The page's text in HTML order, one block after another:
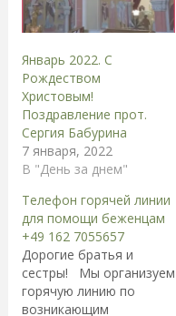
Январь 2022. С
Рождеством
Христовым!
Поздравление прот.
Сергия Бабурина
7 января, 2022
В "День за днем"
Телефон горячей линии
для помощи беженцам
+49 162 7055657
Дорогие братья и
сестры! Мы организуем
горячую линию по
возникающим